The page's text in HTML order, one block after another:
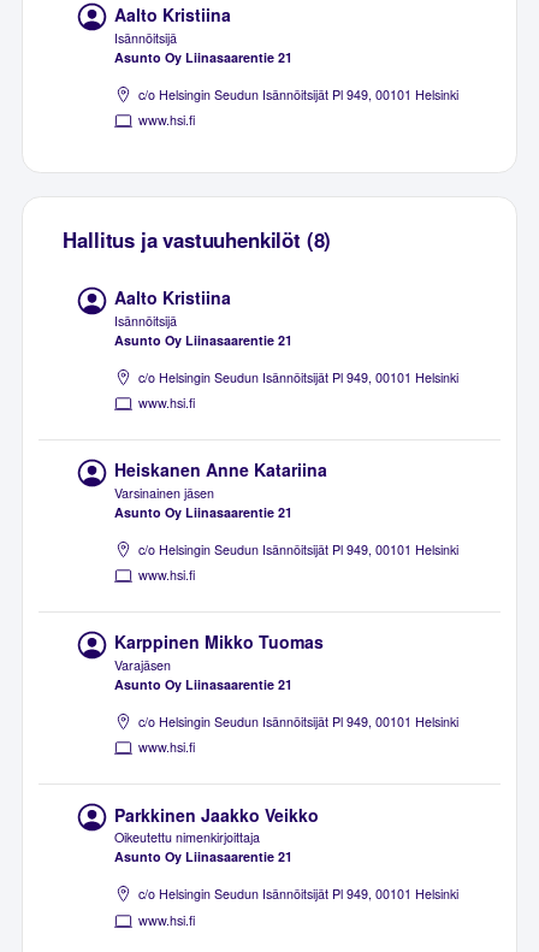
Aalto Kristiina
Isännöitsijä
Asunto Oy Liinasaarentie 21
c/o Helsingin Seudun Isännöitsijät Pl 949, 00101 Helsinki
www.hsi.fi
Hallitus ja vastuuhenkilöt (8)
Aalto Kristiina
Isännöitsijä
Asunto Oy Liinasaarentie 21
c/o Helsingin Seudun Isännöitsijät Pl 949, 00101 Helsinki
www.hsi.fi
Heiskanen Anne Katariina
Varsinainen jäsen
Asunto Oy Liinasaarentie 21
c/o Helsingin Seudun Isännöitsijät Pl 949, 00101 Helsinki
www.hsi.fi
Karppinen Mikko Tuomas
Varajäsen
Asunto Oy Liinasaarentie 21
c/o Helsingin Seudun Isännöitsijät Pl 949, 00101 Helsinki
www.hsi.fi
Parkkinen Jaakko Veikko
Oikeutettu nimenkirjoittaja
Asunto Oy Liinasaarentie 21
c/o Helsingin Seudun Isännöitsijät Pl 949, 00101 Helsinki
www.hsi.fi